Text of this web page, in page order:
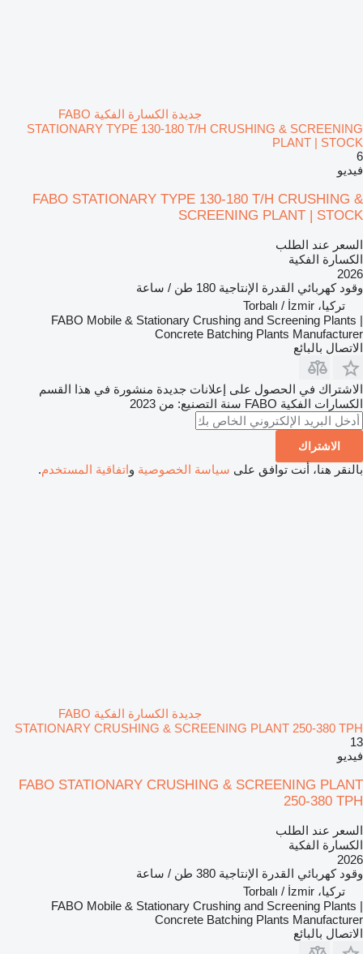
جديدة الكسارة الفكية FABO
STATIONARY TYPE 130-180 T/H CRUSHING & SCREENING
PLANT | STOCK
6
فيديو
FABO STATIONARY TYPE 130-180 T/H CRUSHING &
SCREENING PLANT | STOCK
السعر عند الطلب
الكسارة الفكية
2026
وقود كهربائي القدرة الإنتاجية 180 طن / ساعة
تركيا، Torbalı / İzmir
FABO Mobile & Stationary Crushing and Screening Plants |
Concrete Batching Plants Manufacturer
الاتصال بالبائع
الاشتراك في الحصول على إعلانات جديدة منشورة في هذا القسم
الكسارات الفكية FABO سنة التصنيع: من 2023
الاشتراك
بالنقر هنا، أنت توافق على سياسة الخصوصية واتفاقية المستخدم.
جديدة الكسارة الفكية FABO
STATIONARY CRUSHING & SCREENING PLANT 250-380 TPH
13
فيديو
FABO STATIONARY CRUSHING & SCREENING PLANT
250-380 TPH
السعر عند الطلب
الكسارة الفكية
2026
وقود كهربائي القدرة الإنتاجية 380 طن / ساعة
تركيا، Torbalı / İzmir
FABO Mobile & Stationary Crushing and Screening Plants |
Concrete Batching Plants Manufacturer
الاتصال بالبائع